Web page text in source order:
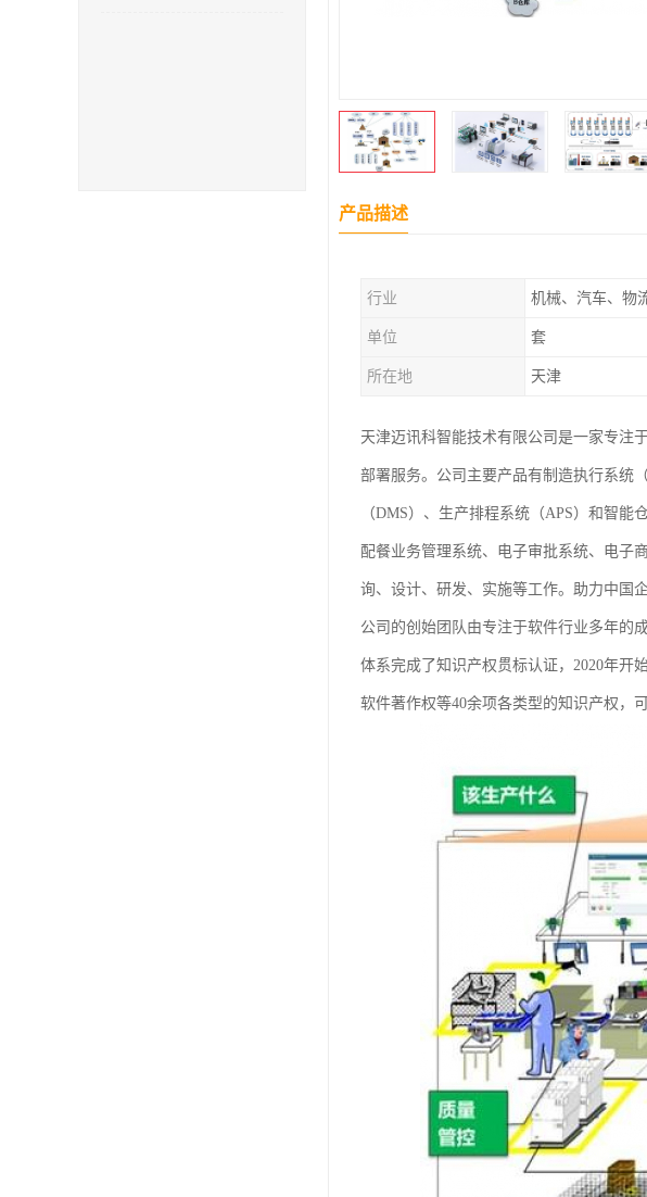
产品描述
行业 机械、汽车、物
单位 套
所在地 天津
天津迈讯科智能技术有限公司是一家专注
部署服务。公司主要产品有制造执行系统
（DMS）、生产排程系统（APS）和智
配餐业务管理系统、电子审批系统、电子
询、设计、研发、实施等工作。助力中国
公司的创始团队由专注于软件行业多年的
体系完成了知识产权贯标认证，2020年开
软件著作权等40余项各类型的知识产权，